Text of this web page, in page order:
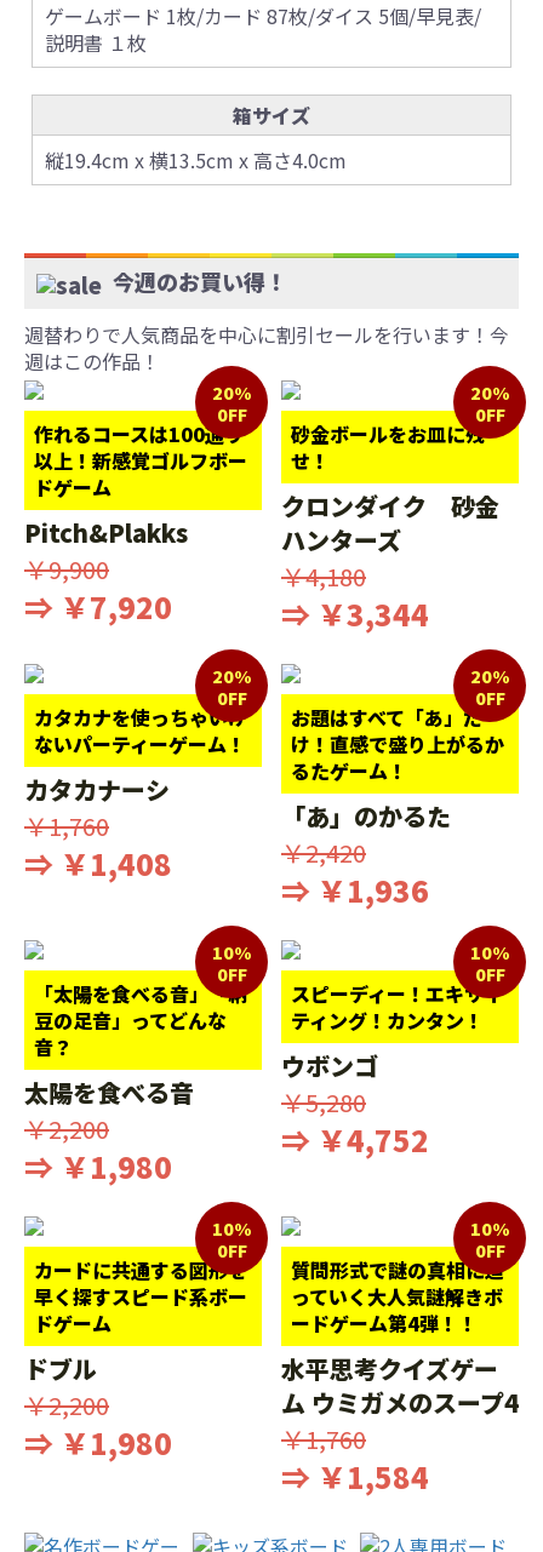
ゲームボード 1枚/カード 87枚/ダイス 5個/早見表/
説明書 １枚
箱サイズ
縦19.4cm x 横13.5cm x 高さ4.0cm
今週のお買い得！
週替わりで人気商品を中心に割引セールを行います！今
週はこの作品！
作れるコースは100通り
以上！新感覚ゴルフボー
ドゲーム
20%
0FF
Pitch&Plakks
￥9,900
⇒ ￥7,920
砂金ボールをお皿に残
せ！
20%
0FF
クロンダイク 砂金
ハンターズ
￥4,180
⇒ ￥3,344
カタカナを使っちゃいけ
ないパーティーゲーム！
20%
0FF
カタカナーシ
￥1,760
⇒ ￥1,408
お題はすべて「あ」だ
け！直感で盛り上がるか
るたゲーム！
20%
0FF
「あ」のかるた
￥2,420
⇒ ￥1,936
「太陽を食べる音」「納
豆の足音」ってどんな
音？
10%
0FF
太陽を食べる音
￥2,200
⇒ ￥1,980
スピーディー！エキサイ
ティング！カンタン！
10%
0FF
ウボンゴ
￥5,280
⇒ ￥4,752
カードに共通する図形を
早く探すスピード系ボー
ドゲーム
10%
0FF
ドブル
￥2,200
⇒ ￥1,980
質問形式で謎の真相に迫
っていく大人気謎解きボ
ードゲーム第4弾！！
10%
0FF
水平思考クイズゲー
ム ウミガメのスープ4
￥1,760
⇒ ￥1,584